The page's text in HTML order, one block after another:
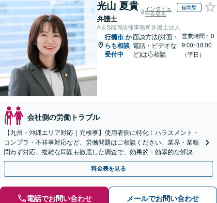
光山 夏貴
弁護士
インタビュ
ーを見る
福岡県
A＆S福岡法律事務所弁護士法人
行橋市 か
らも相談
受付中
面談方法(対面・
電話・ビデオな
ど)は応相談
営業時間：0
9:00~18:00
（平日）
会社側の労働トラブル
【九州・沖縄エリア対応｜元検事】使用者側に特化！ハラスメント・
コンプラ・不祥事対応など、労働問題はご相談ください。業界・業種
問わず対応。複雑な問題も徹底した調査で、効果的・効率的な解決を
目指します。セカンドオピニオン可【休日・夜間相談可】
料金表を見る
電話でお問い合わせ メールでお問い合わせ